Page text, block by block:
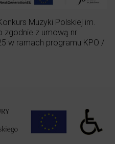
Muzyki Polskiej im.
zgodnie z umową nr
w ramach programu KPO /